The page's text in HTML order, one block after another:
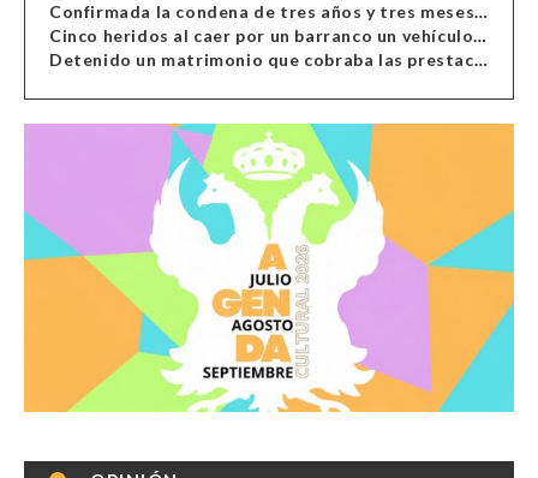
Confirmada la condena de tres años y tres meses al hombre de Antas acusado de xenofobia
Cinco heridos al caer por un barranco un vehículo en Alcolea
Detenido un matrimonio que cobraba las prestaciones de ilegales en Almería, Granada, Málaga, Huelva y Murcia